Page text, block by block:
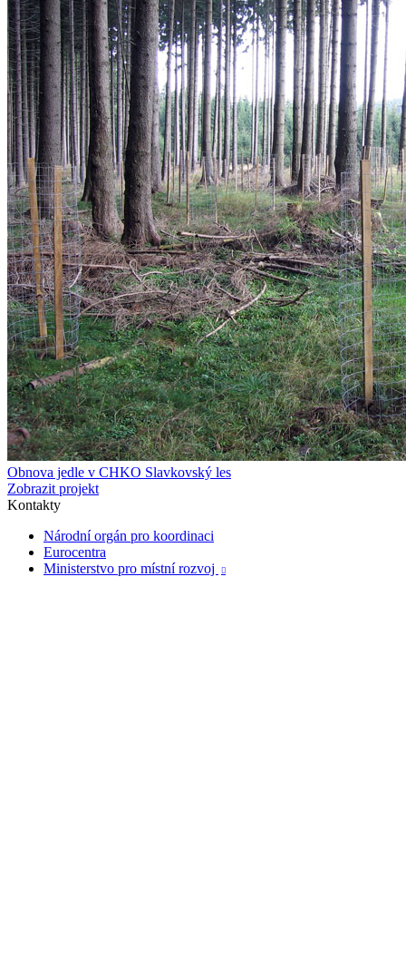
Obnova jedle v CHKO Slavkovský les
Zobrazit projekt
Kontakty
Národní orgán pro koordinaci
Eurocentra
Ministerstvo pro místní rozvoj
